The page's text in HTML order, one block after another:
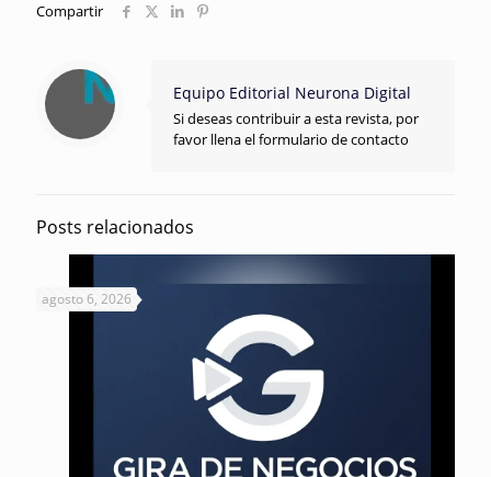
Compartir
Equipo Editorial Neurona Digital
Si deseas contribuir a esta revista, por
favor llena el formulario de contacto
Posts relacionados
agosto 6, 2026